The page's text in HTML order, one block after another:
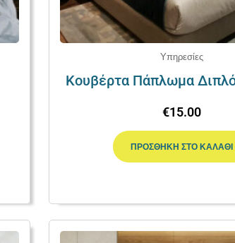
Υπηρεσίες
Κουβέρτα Πάπλωμα
€15.00
ΠΡΟΣΘΉΚΗ ΣΤΟ ΚΑΛΆΘΙ